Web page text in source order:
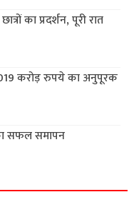
का प्रदर्शन, पूरी रात
करोड़ रुपये का अनुपूरक
सफल समापन